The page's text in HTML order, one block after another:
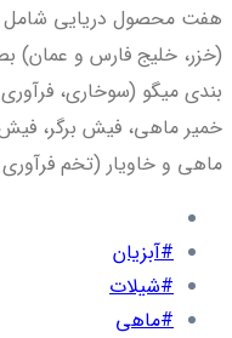
هفت محصول دریایی شامل
(خزر، خلیج فارس و عمان)
بندی میگو (سوخاری،
خمیر ماهی، فیش برگر،
ماهی و خاویار (تخم
#آبزیان
#شیلات
#ماهی